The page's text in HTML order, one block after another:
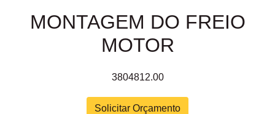
MONTAGEM DO FREIO
MOTOR
3804812.00
Solicitar Orçamento